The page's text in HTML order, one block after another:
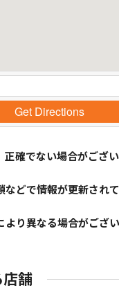
Get Directions
正確でない場合がござ
などで情報が更新され
り異なる場合がござい
舗